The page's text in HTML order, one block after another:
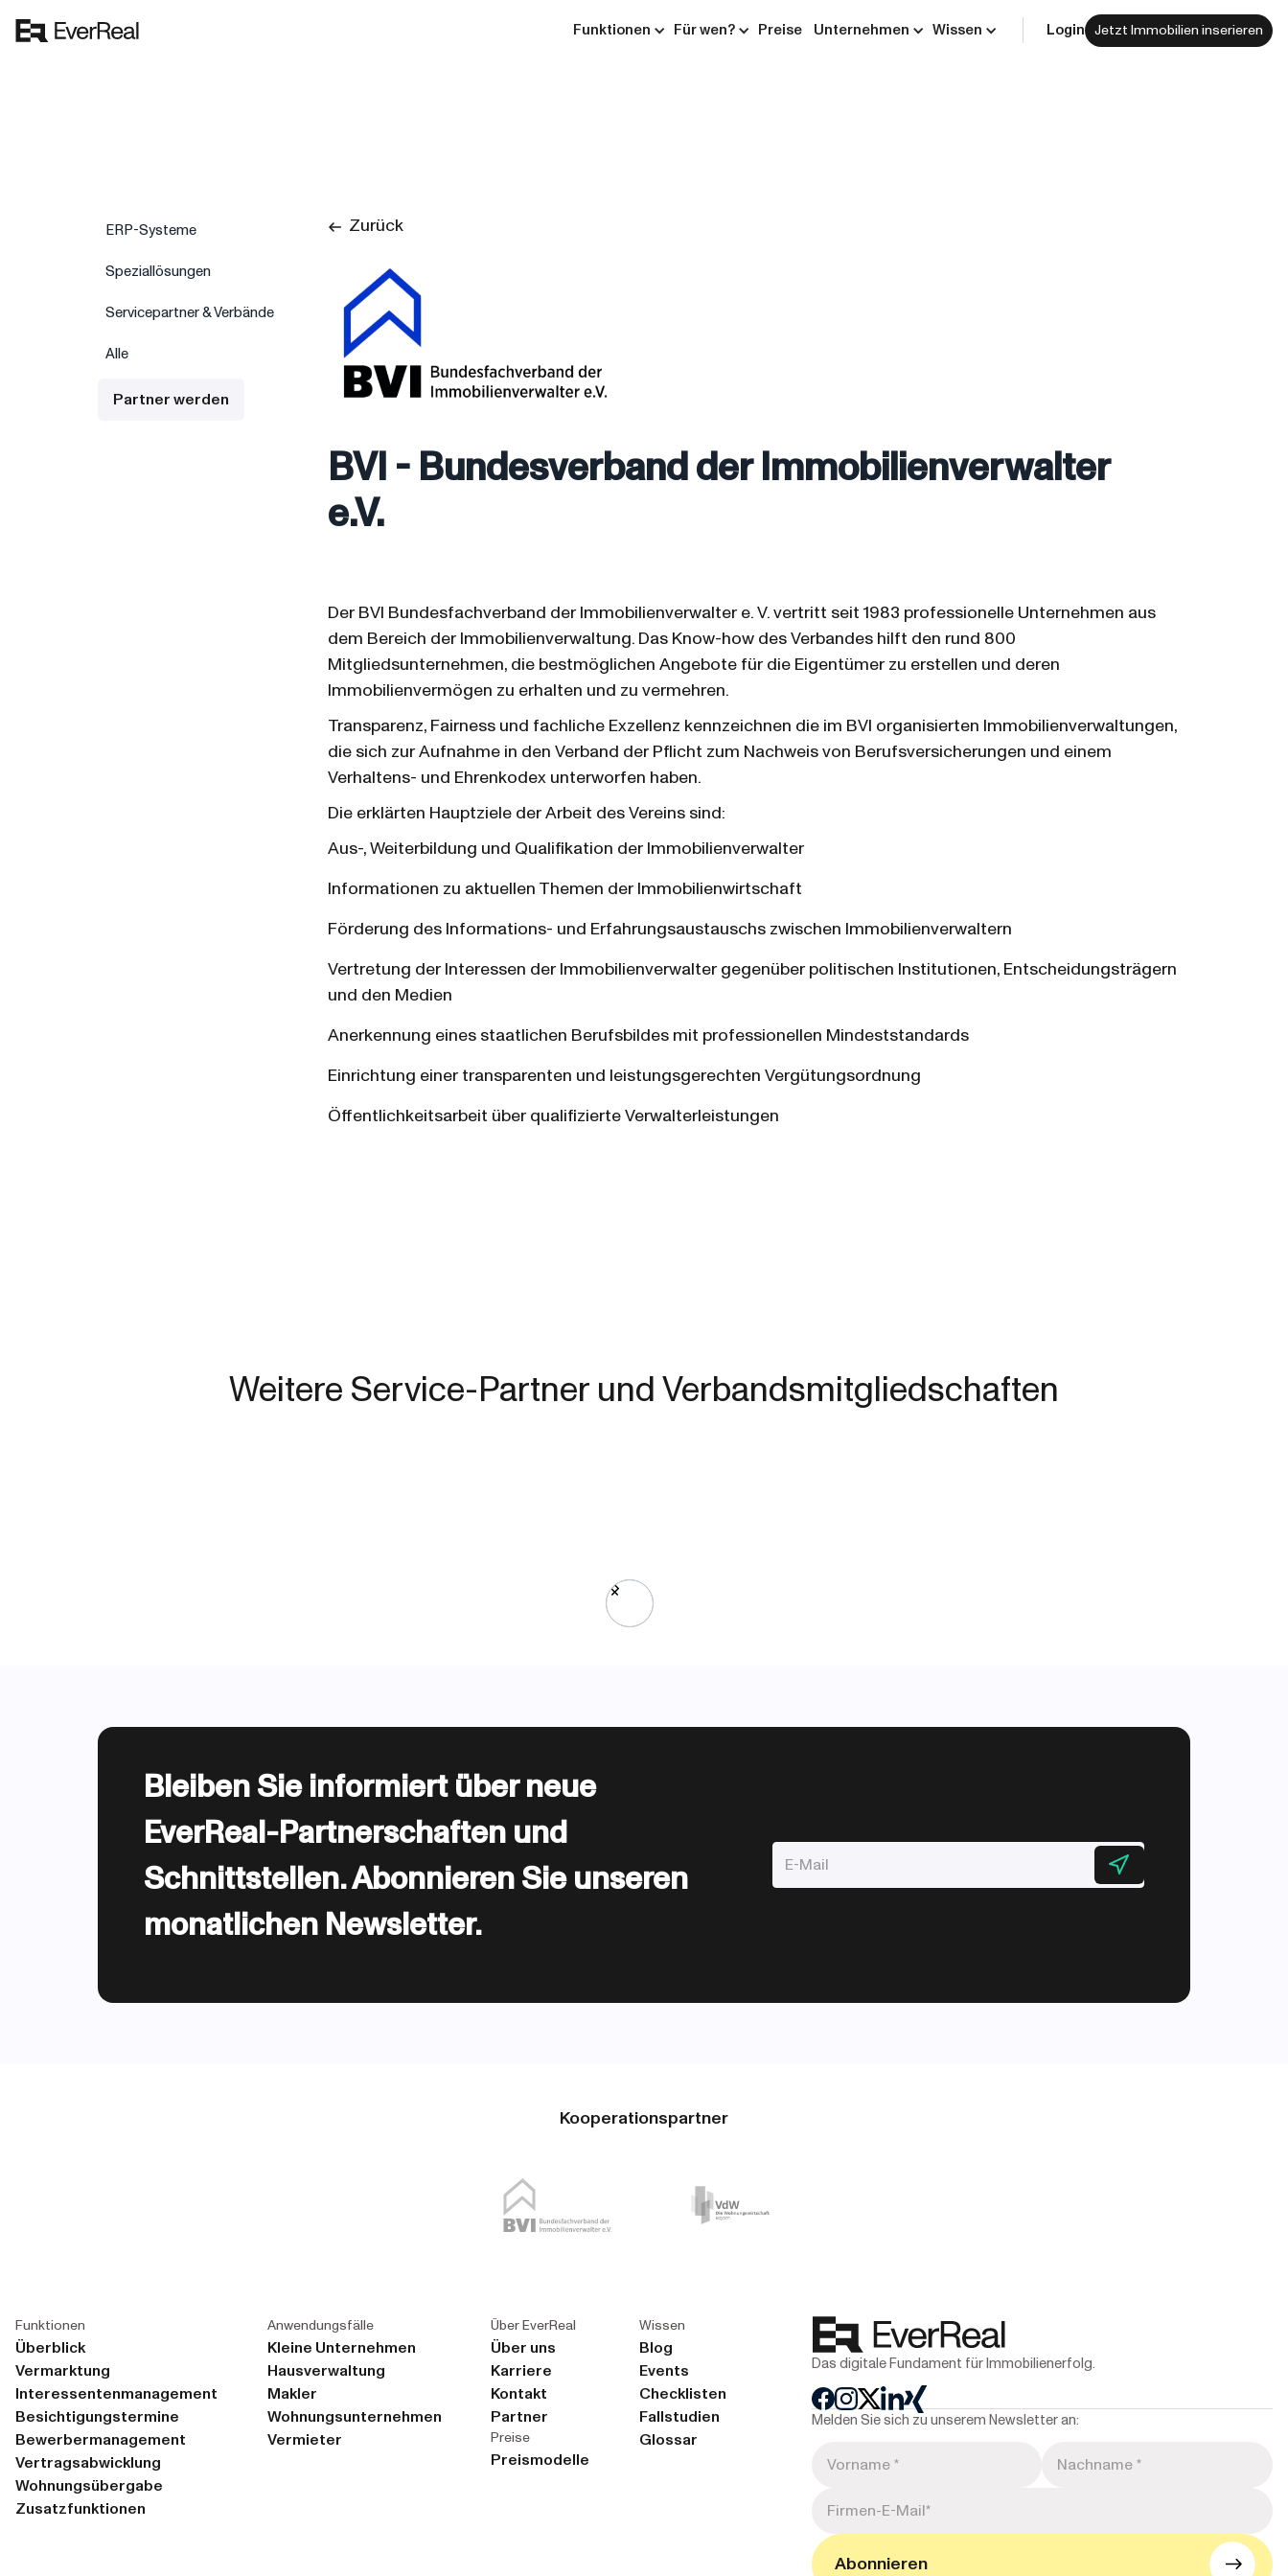
Funktionen Für wen? Preise Unternehmen Wissen Login Jetzt Immobilien inserieren
ERP-Systeme
Speziallösungen
Servicepartner & Verbände
Alle
Partner werden
Zurück
BVI - Bundesverband der Immobilienverwalter
e.V.
Der BVI Bundesfachverband der Immobilienverwalter e. V. vertritt seit 1983 professionelle Unternehmen aus
dem Bereich der Immobilienverwaltung. Das Know-how des Verbandes hilft den rund 800
Mitgliedsunternehmen, die bestmöglichen Angebote für die Eigentümer zu erstellen und deren
Immobilienvermögen zu erhalten und zu vermehren.
Transparenz, Fairness und fachliche Exzellenz kennzeichnen die im BVI organisierten Immobilienverwaltungen,
die sich zur Aufnahme in den Verband der Pflicht zum Nachweis von Berufsversicherungen und einem
Verhaltens- und Ehrenkodex unterworfen haben.
Die erklärten Hauptziele der Arbeit des Vereins sind:
Aus-, Weiterbildung und Qualifikation der Immobilienverwalter
Informationen zu aktuellen Themen der Immobilienwirtschaft
Förderung des Informations- und Erfahrungsaustauschs zwischen Immobilienverwaltern
Vertretung der Interessen der Immobilienverwalter gegenüber politischen Institutionen, Entscheidungsträgern
und den Medien
Anerkennung eines staatlichen Berufsbildes mit professionellen Mindeststandards
Einrichtung einer transparenten und leistungsgerechten Vergütungsordnung
Öffentlichkeitsarbeit über qualifizierte Verwalterleistungen
Weitere Service-Partner und Verbandsmitgliedschaften
Bleiben Sie informiert über neue
EverReal-Partnerschaften und
Schnittstellen. Abonnieren Sie unseren
monatlichen Newsletter.
Kooperationspartner
Funktionen
Überblick
Vermarktung
Interessentenmanagement
Besichtigungstermine
Bewerbermanagement
Vertragsabwicklung
Wohnungsübergabe
Zusatzfunktionen
Anwendungsfälle
Kleine Unternehmen
Hausverwaltung
Makler
Wohnungsunternehmen
Vermieter
Über EverReal
Über uns
Karriere
Kontakt
Partner
Preise
Preismodelle
Wissen
Blog
Events
Checklisten
Fallstudien
Glossar
Das digitale Fundament für Immobilienerfolg.
Melden Sie sich zu unserem Newsletter an: